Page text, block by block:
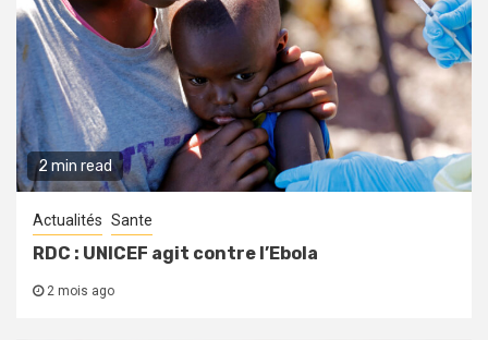
2 min read
Actualités Sante
RDC : UNICEF agit contre l’Ebola
2 mois ago